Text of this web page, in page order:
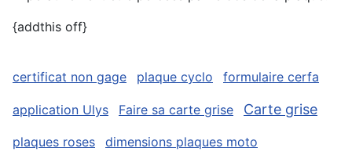
{addthis off}
certificat non gage plaque cyclo formulaire cerfa
application Ulys Faire sa carte grise Carte grise
plaques roses dimensions plaques moto